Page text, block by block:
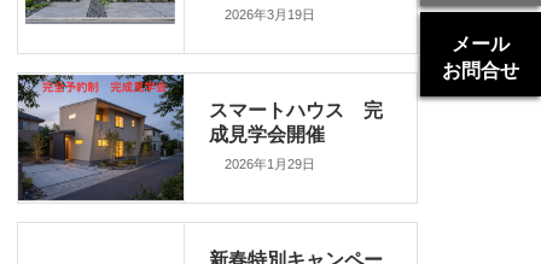
2026年3月19日
スマートハウス 完
成見学会開催
2026年1月29日
新春特別キャンペー
メール
お問合せ